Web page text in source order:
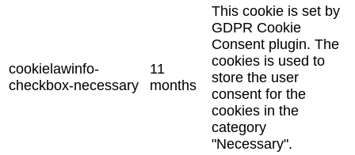
cookielawinfo-
checkbox-necessary
11
months
This cookie is set by
GDPR Cookie
Consent plugin. The
cookies is used to
store the user
consent for the
cookies in the
category
"Necessary".